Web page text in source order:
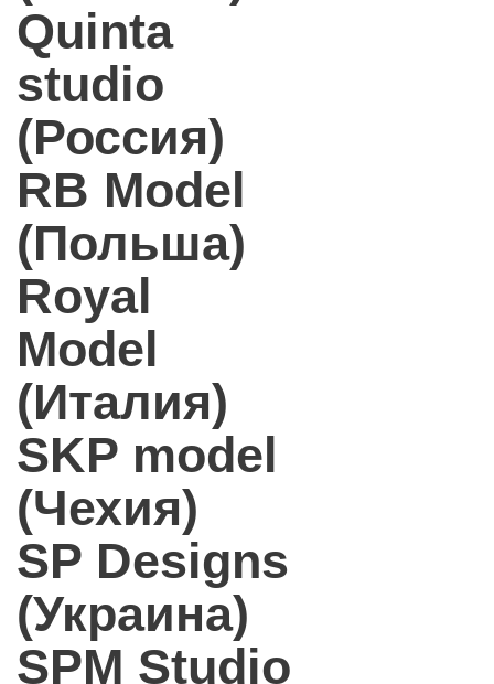
Quinta
studio
(Россия)
RB Model
(Польша)
Royal
Model
(Италия)
SKP model
(Чехия)
SP Designs
(Украина)
SPM Studio